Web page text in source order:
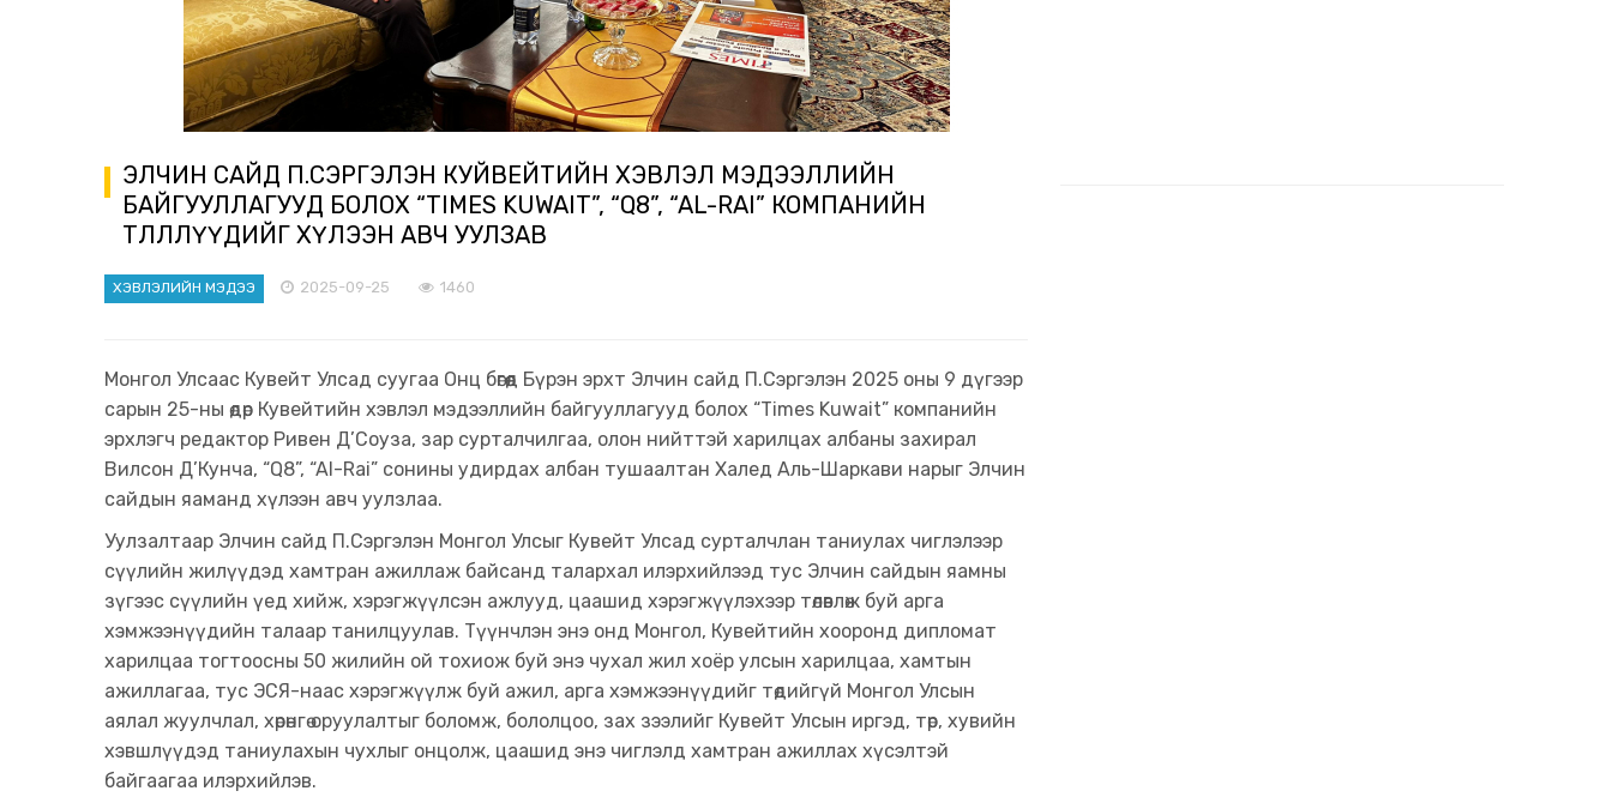
ЭЛЧИН САЙД П.СЭРГЭЛЭН КУЙВЕЙТИЙН ХЭВЛЭЛ МЭДЭЭЛЛИЙН
БАЙГУУЛЛАГУУД БОЛОХ “TIMES KUWAIT”, “Q8”, “AL-RAI” КОМПАНИЙН
ТӨЛӨӨЛЛҮҮДИЙГ ХҮЛЭЭН АВЧ УУЛЗАВ
ХЭВЛЭЛИЙН МЭДЭЭ 2025-09-25 1460
Монгол Улсаас Кувейт Улсад суугаа Онц бөгөөд Бүрэн эрхт Элчин сайд П.Сэргэлэн 2025 оны 9 дүгээр
сарын 25-ны өдөр Кувейтийн хэвлэл мэдээллийн байгууллагууд болох “Times Kuwait” компанийн
эрхлэгч редактор Ривен Д’Соуза, зар сурталчилгаа, олон нийттэй харилцах албаны захирал
Вилсон Д’Кунча, “Q8”, “Al-Rai” сонины удирдах албан тушаалтан Халед Аль-Шаркави нарыг Элчин
сайдын яаманд хүлээн авч уулзлаа.
Уулзалтаар Элчин сайд П.Сэргэлэн Монгол Улсыг Кувейт Улсад сурталчлан таниулах чиглэлээр
сүүлийн жилүүдэд хамтран ажиллаж байсанд талархал илэрхийлээд тус Элчин сайдын яамны
зүгээс сүүлийн үед хийж, хэрэгжүүлсэн ажлууд, цаашид хэрэгжүүлэхээр төлөвлөж буй арга
хэмжээнүүдийн талаар танилцуулав. Түүнчлэн энэ онд Монгол, Кувейтийн хооронд дипломат
харилцаа тогтоосны 50 жилийн ой тохиож буй энэ чухал жил хоёр улсын харилцаа, хамтын
ажиллагаа, тус ЭСЯ-наас хэрэгжүүлж буй ажил, арга хэмжээнүүдийг төдийгүй Монгол Улсын
аялал жуулчлал, хөрөнгө оруулалтыг боломж, бололцоо, зах зээлийг Кувейт Улсын иргэд, төр, хувийн
хэвшлүүдэд таниулахын чухлыг онцолж, цаашид энэ чиглэлд хамтран ажиллах хүсэлтэй
байгаагаа илэрхийлэв.